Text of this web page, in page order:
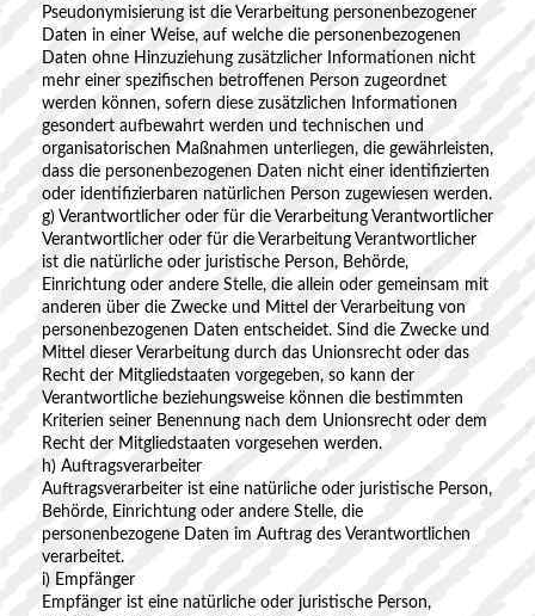
Pseudonymisierung ist die Verarbeitung personenbezogener
Daten in einer Weise, auf welche die personenbezogenen
Daten ohne Hinzuziehung zusätzlicher Informationen nicht
mehr einer spezifischen betroffenen Person zugeordnet
werden können, sofern diese zusätzlichen Informationen
gesondert aufbewahrt werden und technischen und
organisatorischen Maßnahmen unterliegen, die gewährleisten,
dass die personenbezogenen Daten nicht einer identifizierten
oder identifizierbaren natürlichen Person zugewiesen werden.
g) Verantwortlicher oder für die Verarbeitung Verantwortlicher
Verantwortlicher oder für die Verarbeitung Verantwortlicher
ist die natürliche oder juristische Person, Behörde,
Einrichtung oder andere Stelle, die allein oder gemeinsam mit
anderen über die Zwecke und Mittel der Verarbeitung von
personenbezogenen Daten entscheidet. Sind die Zwecke und
Mittel dieser Verarbeitung durch das Unionsrecht oder das
Recht der Mitgliedstaaten vorgegeben, so kann der
Verantwortliche beziehungsweise können die bestimmten
Kriterien seiner Benennung nach dem Unionsrecht oder dem
Recht der Mitgliedstaaten vorgesehen werden.
h) Auftragsverarbeiter
Auftragsverarbeiter ist eine natürliche oder juristische Person,
Behörde, Einrichtung oder andere Stelle, die
personenbezogene Daten im Auftrag des Verantwortlichen
verarbeitet.
i) Empfänger
Empfänger ist eine natürliche oder juristische Person,